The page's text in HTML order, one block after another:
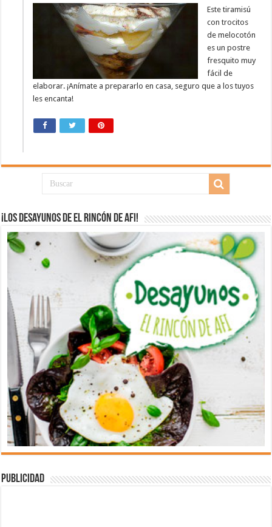
Este tiramisú
con trocitos
de melocotón
es un postre
fresquito muy
fácil de
elaborar. ¡Anímate a prepararlo en casa, seguro que a los tuyos
les encanta!
¡Los desayunos de El Rincón de Afi!
Publicidad